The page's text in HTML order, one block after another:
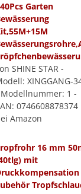
Garten
SHINE STAR -
XINGGANG-
1 -
0746608878374
Amazon
16 mm
mit